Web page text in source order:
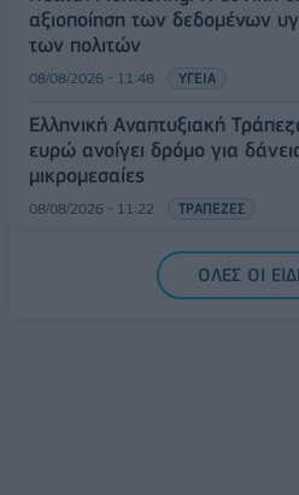
αξιοποίηση των δεδομένων
των πολιτών
08/08/2026 - 11:48 ΥΓΕΙΑ
Ελληνική Αναπτυξιακή
ευρώ ανοίγει δρόμο για
μικρομεσαίες
08/08/2026 - 11:22 ΤΡΑΠΕΖΕΣ
5G παντού, 6G στον ορίζοντα:
Ελλάδα στη μεγάληΟΛΕΣ ΟΙ